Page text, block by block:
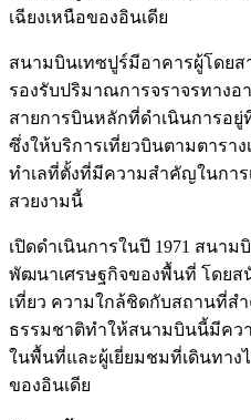
เฉียงเหนือของอินเดีย
สนามบินเทซปูร์มีอาคารผู้โดยส
รองรับปริมาณการจราจรทางอ
สายการบินหลักที่ดำเนินการอยู่
ซึ่งให้บริการเที่ยวบินตามตารา
ทำเลที่ตั้งที่มีความสำคัญในกา
สวยงามนี้
เปิดดำเนินการในปี 1971 สนา
พัฒนาเศรษฐกิจของพื้นที่ โดยส
เที่ยว ความใกล้ชิดกับสถานที่ส
ธรรมชาติทำให้สนามบินนี้มีค
ในพื้นที่และผู้เยี่ยมชมที่เดินทาง
ของอินเดีย